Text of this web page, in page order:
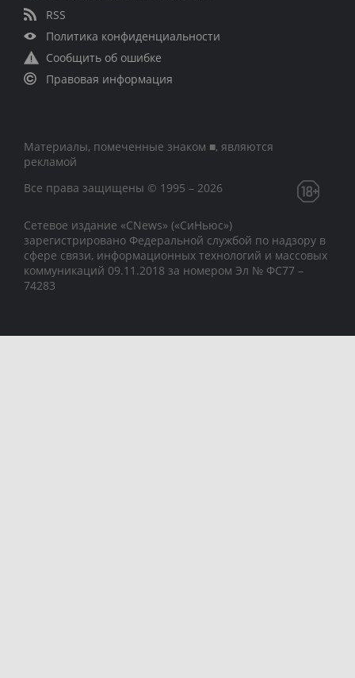
RSS
Политика конфиденциальности
Сообщить об ошибке
Правовая информация
Материалы, помеченные знаком ■, являются
рекламой
Все права защищены © 1995 – 2026
Сетевое издание «CNews» («СиНьюс»)
зарегистрировано Федеральной службой по надзору в
сфере связи, информационных технологий и массовых
коммуникаций 09.11.2018 за номером Эл № ФС77 –
74283